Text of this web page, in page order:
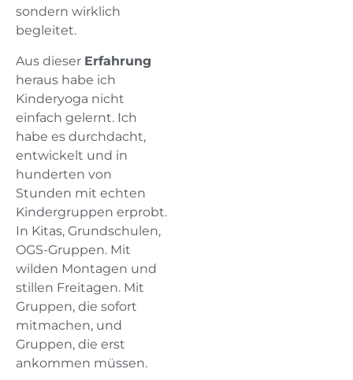
sondern wirklich
begleitet.
Aus dieser Erfahrung
heraus habe ich
Kinderyoga nicht
einfach gelernt. Ich
habe es durchdacht,
entwickelt und in
hunderten von
Stunden mit echten
Kindergruppen erprobt.
In Kitas, Grundschulen,
OGS-Gruppen. Mit
wilden Montagen und
stillen Freitagen. Mit
Gruppen, die sofort
mitmachen, und
Gruppen, die erst
ankommen müssen.